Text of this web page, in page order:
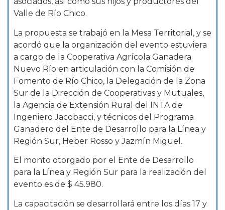
Valle de Río Chico.
La propuesta se trabajó en la Mesa Territorial, y se
acordó que la organización del evento estuviera
a cargo de la Cooperativa Agrícola Ganadera
Nuevo Río en articulación con la Comisión de
Fomento de Río Chico, la Delegación de la Zona
Sur de la Dirección de Cooperativas y Mutuales,
la Agencia de Extensión Rural del INTA de
Ingeniero Jacobacci, y técnicos del Programa
Ganadero del Ente de Desarrollo para la Línea y
Región Sur, Heber Rosso y Jazmín Miguel.
El monto otorgado por el Ente de Desarrollo
para la Línea y Región Sur para la realización del
evento es de $ 45.980.
La capacitación se desarrollará entre los días 17 y